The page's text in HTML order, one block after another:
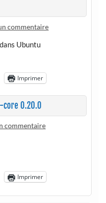
commentaire
Ubuntu
Imprimer
core 0.20.0
commentaire
Imprimer